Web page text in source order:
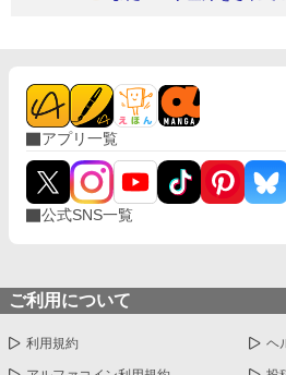
アプリ一覧
公式SNS一覧
ご利用について
利用規約 ヘ